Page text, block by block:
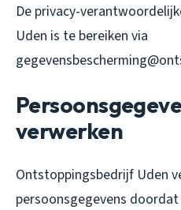
De privacy-
Uden is te bereiken via
verwerken
Ontstoppingsbedrijf Uden
persoonsgegevens